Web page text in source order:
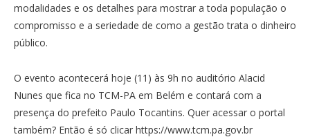
modalidades e os detalhes para mostrar a toda população o
compromisso e a seriedade de como a gestão trata o dinheiro
público.
O evento acontecerá hoje (11) às 9h no auditório Alacid
Nunes que fica no TCM-PA em Belém e contará com a
presença do prefeito Paulo Tocantins. Quer acessar o portal
também? Então é só clicar https://www.tcm.pa.gov.br